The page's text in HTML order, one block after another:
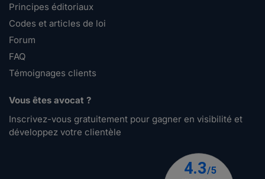
Principes éditoriaux
Codes et articles de loi
Forum
FAQ
Témoignages clients
Vous êtes avocat ?
Inscrivez-vous gratuitement pour gagner en visibilité et
développez votre clientèle